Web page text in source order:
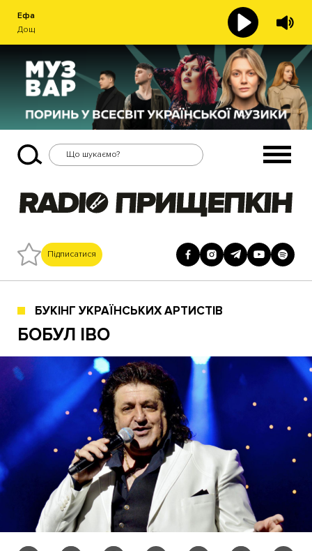
Ефа
Дощ
Підписатися
БУКІНГ УКРАЇНСЬКИХ АРТИСТІВ
БОБУЛ ІВО